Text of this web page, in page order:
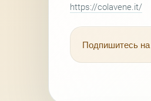
https://colavene.it/
Подпишитесь на